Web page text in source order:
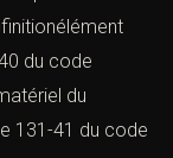
du code
du
131-41 du code